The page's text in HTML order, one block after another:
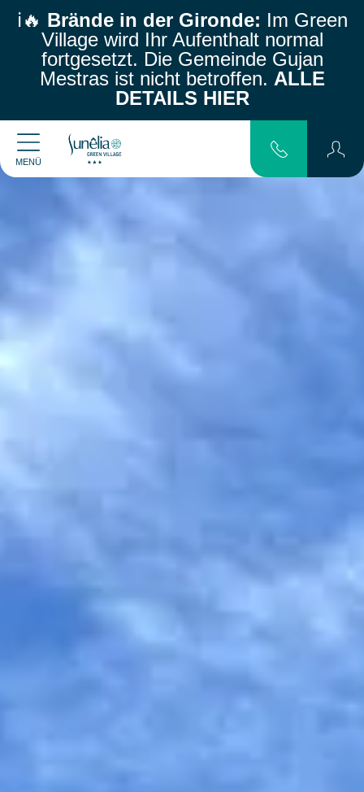
ℹ️🔥 Brände in der Gironde: Im Green
Village wird Ihr Aufenthalt normal
fortgesetzt. Die Gemeinde Gujan
Mestras ist nicht betroffen. ALLE
DETAILS HIER
MENÜ